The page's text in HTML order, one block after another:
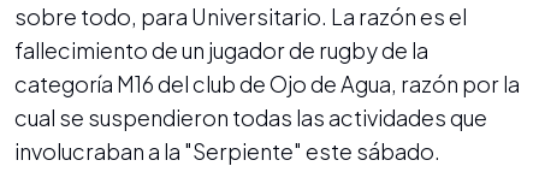
sobre todo, para Universitario. La razón es el
fallecimiento de un jugador de rugby de la
categoría M16 del club de Ojo de Agua, razón por la
cual se suspendieron todas las actividades que
involucraban a la "Serpiente" este sábado.